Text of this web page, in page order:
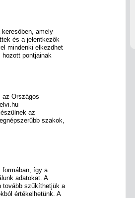
amely
és a jelentkezők
mindenki elkezdhet
hozott pontjainak
az Országos
az
szakok,
formában, így a
adatokat. A
tovább szűkíthetjük a
értékelhetünk. A